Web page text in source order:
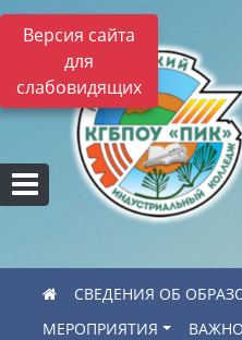
Версия сайта
для
слабовидящих
СВЕДЕНИЯ ОБ
МЕРОПРИЯТИЯ